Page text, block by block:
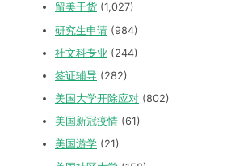
留美干货 (1,027)
研究生申请 (984)
社文科专业 (244)
签证辅导 (282)
美国大学开除应对 (802)
美国新冠疫情 (61)
美国游学 (21)